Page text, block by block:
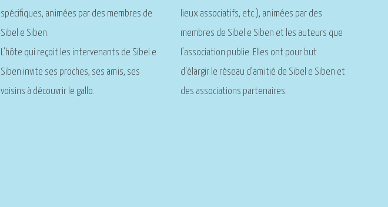
spécifiques, animées par des membres de
Sibel e Siben.
L’hôte qui reçoit les intervenants de Sibel e
Siben invite ses proches, ses amis, ses
voisins à découvrir le gallo.
lieux associatifs, etc.), animées par des
membres de Sibel e Siben et les auteurs que
l'association publie. Elles ont pour but
d'élargir le réseau d’amitié de Sibel e Siben et
des associations partenaires.